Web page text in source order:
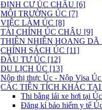
ĐỊNH CƯ ÚC CHÂU [6]
MÔI TRƯỜNG ÚC [7]
VIỆC LÀM ÚC [8]
TÀI CHÍNH ÚC CHÂU [9]
THIÊN NHIÊN HOANG DÃ
CHÍNH SÁCH ÚC [11]
ĐẦU TƯ ÚC [12]
DU LỊCH ÚC [13]
Nộp thị thực Úc - Nộp Visa
CÁC TIỆN TÍCH KHÁC TẠI
Thi bằng lái xe hơi tại Úc
Đăng kí bảo hiểm y tế